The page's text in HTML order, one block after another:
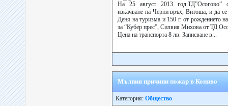
На 25 август 2013 год.ТД”Осогово”
изкачване на Черни връх, Витоша, и да се
Деня на туризма и 150 г. от рождението
за “Кубер прес”, Силвия Михова от ТД
Цена на транспорта 8 лв. Записване в...
Мълния причини пожар в Коняво
Категория: Общество